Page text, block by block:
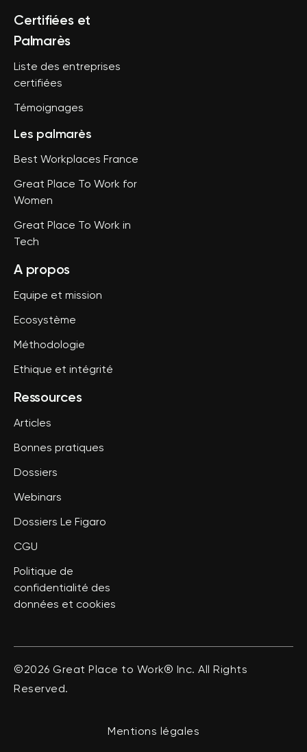
Certifiées et
Palmarès
Liste des entreprises
certifiées
Témoignages
Les palmarès
Best Workplaces France
Great Place To Work for
Women
Great Place To Work in
Tech
A propos
Equipe et mission
Ecosystème
Méthodologie
Ethique et intégrité
Ressources
Articles
Bonnes pratiques
Dossiers
Webinars
Dossiers Le Figaro
CGU
Politique de
confidentialité des
données et cookies
©2026 Great Place to Work® Inc. All Rights
Reserved.
Mentions légales